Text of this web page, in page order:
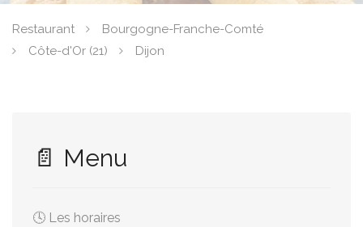
Restaurant
Bourgogne-Franche-Comté
Côte-d'Or (21)
Dijon
📄 Menu
🕓 Les horaires